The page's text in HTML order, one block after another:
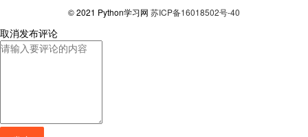
© 2021 Python学习网 苏ICP备16018502号-40
取消发布评论